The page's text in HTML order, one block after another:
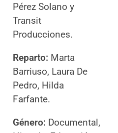
Pérez Solano y
Transit
Producciones.
Reparto: Marta
Barriuso, Laura De
Pedro, Hilda
Farfante.
Género: Documental,